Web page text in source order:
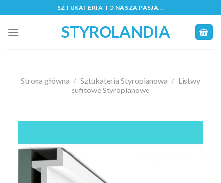
to
content
SZTUKATERIA TO NASZA PASJA...
STYROLANDIA
Strona główna / Sztukateria Styropianowa / Listwy
sufitowe Styropianowe